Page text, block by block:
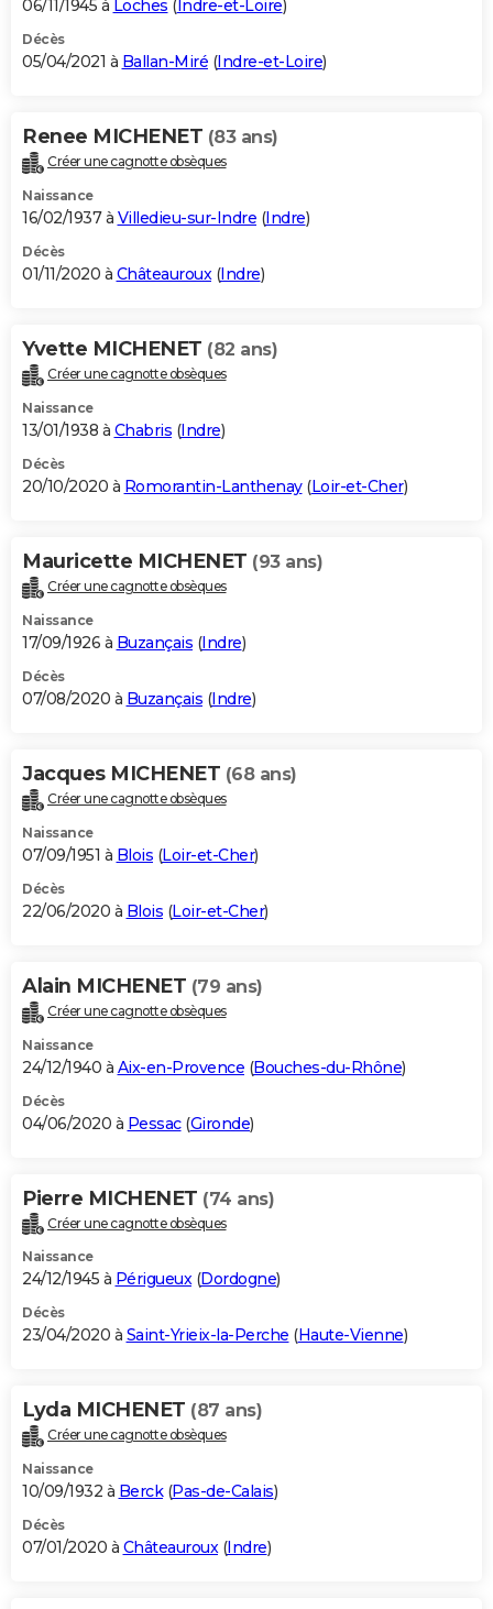
06/11/1945 à Loches ( Indre-et-Loire)
Décès
05/04/2021 à Ballan-Miré (Indre-et-Loire)
Renee MICHENET (83 ans)
Créer une cagnotte obsèques
Naissance
16/02/1937 à Villedieu-sur-Indre (Indre)
Décès
01/11/2020 à Châteauroux(Indre)
Yvette MICHENET (82 ans)
Créer une cagnotte obsèques
Naissance
13/01/1938 à Chabris (Indre)
Décès
20/10/2020 à Romorantin-Lanthenay(Loir-et-Cher)
Mauricette MICHENET (93 ans)
Créer une cagnotte obsèques
Naissance
17/09/1926 à Buzançais (Indre)
Décès
07/08/2020 à Buzançais (Indre)
Jacques MICHENET (68 ans)
Créer une cagnotte obsèques
Naissance
07/09/1951 à Blois (Loir-et-Cher)
Décès
22/06/2020 à Blois (Loir-et-Cher)
Alain MICHENET (79 ans)
Créer une cagnotte obsèques
Naissance
24/12/1940 à Aix-en-Provence (Bouches-du-Rhône)
Décès
04/06/2020 à Pessac(Gironde)
Pierre MICHENET (74 ans)
Créer une cagnotte obsèques
Naissance
24/12/1945 à Périgueux(Dordogne)
Décès
23/04/2020 à Saint-Yrieix-la-Perche (Haute-Vienne)
Lyda MICHENET (87 ans)
Créer une cagnotte obsèques
Naissance
10/09/1932 à Berck(Pas-de-Calais)
Décès
07/01/2020 à Châteauroux(Indre)